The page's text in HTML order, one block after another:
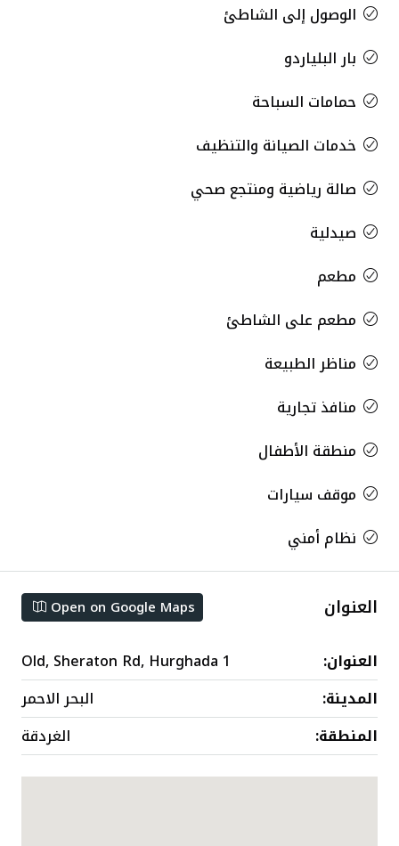
الوصول إلى الشاطئ
بار البلياردو
حمامات السباحة
خدمات الصيانة والتنظيف
صالة رياضية ومنتجع صحي
صيدلية
مطعم
مطعم على الشاطئ
مناظر الطبيعة
منافذ تجارية
منطقة الأطفال
موقف سيارات
نظام أمني
العنوان Open on Google Maps
العنوان:
Old, Sheraton Rd, Hurghada 1
المدينة:
البحر الاحمر
المنطقة:
الغردقة